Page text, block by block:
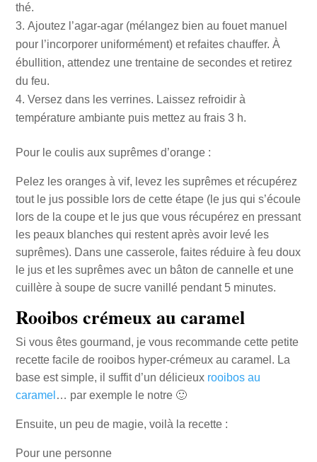
thé.
Ajoutez l’agar-agar (mélangez bien au fouet manuel
pour l’incorporer uniformément) et refaites chauffer. À
ébullition, attendez une trentaine de secondes et retirez
du feu.
Versez dans les verrines. Laissez refroidir à
température ambiante puis mettez au frais 3 h.
Pour le coulis aux suprêmes d’orange :
Pelez les oranges à vif, levez les suprêmes et récupérez
tout le jus possible lors de cette étape (le jus qui s’écoule
lors de la coupe et le jus que vous récupérez en pressant
les peaux blanches qui restent après avoir levé les
suprêmes). Dans une casserole, faites réduire à feu doux
le jus et les suprêmes avec un bâton de cannelle et une
cuillère à soupe de sucre vanillé pendant 5 minutes.
Rooibos crémeux au caramel
Si vous êtes gourmand, je vous recommande cette petite
recette facile de rooibos hyper-crémeux au caramel. La
base est simple, il suffit d’un délicieux rooibos au
caramel … par exemple le notre 🙂
Ensuite, un peu de magie, voilà la recette :
Pour une personne